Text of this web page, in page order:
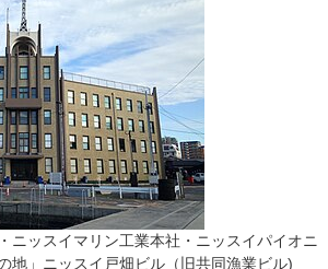
ニッスイマリン工業本社・ニッスイパイオニ
地」ニッスイ戸畑ビル（旧共同漁業ビル)